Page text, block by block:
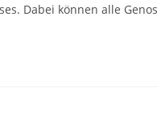
Dabei können alle